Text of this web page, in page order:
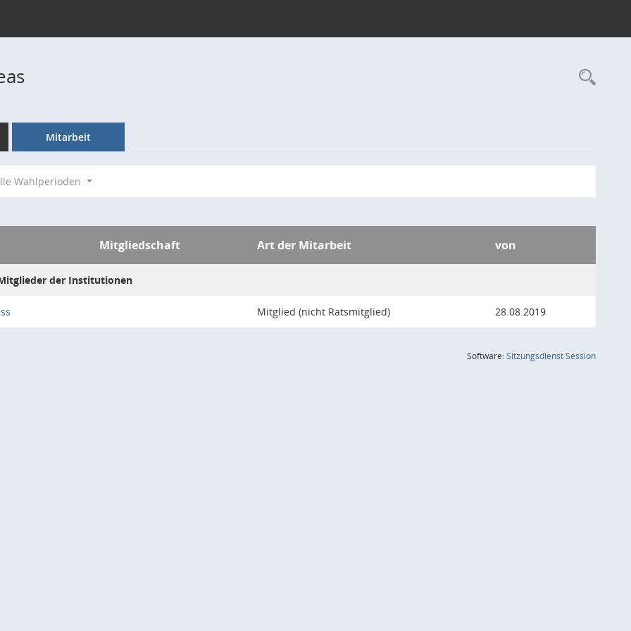
Mitarbeit
Wahlperioden
Mitgliedschaft Art der Mitarbeit von
der Institutionen
Mitglied (nicht Ratsmitglied) 28.08.2019
Software:SitzungsdienstSession(Wird in